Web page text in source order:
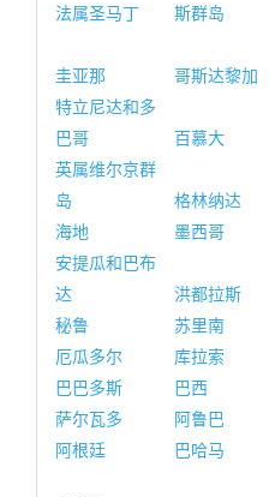
法属圣马丁
斯群岛
圭亚那 哥斯达黎加
特立尼达和多
巴哥
百慕大
英属维尔京群
岛
格林纳达
海地
墨西哥
安提瓜和巴布
达
洪都拉斯
秘鲁
苏里南
厄瓜多尔
库拉索
巴巴多斯
巴西
萨尔瓦多
阿鲁巴
阿根廷
巴哈马